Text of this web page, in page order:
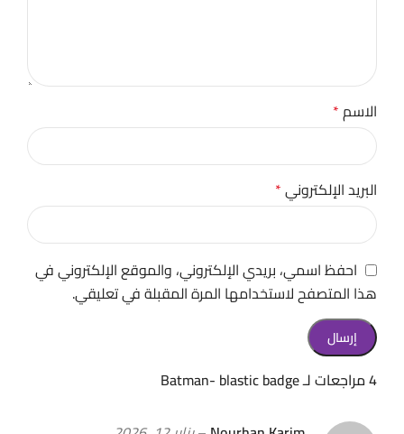
4 مراجعات لـ
Batman- blastic badge
الاسم*
البريد الإلكتروني*
احفظ اسمي، بريدي الإلكتروني، والموقع الإلكتروني في
هذا المتصفح لاستخدامها المرة المقبلة في تعليقي.